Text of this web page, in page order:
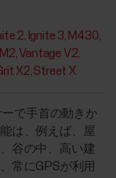
2 Ignite 3 M430
Vantage V2
X2 Street X
で手首の動きか
は、例えば、屋
谷の中、高い建
常にGPSが利用